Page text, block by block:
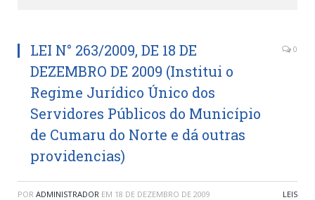
LEI N° 263/2009, DE 18 DE
DEZEMBRO DE 2009 (Institui o
Regime Jurídico Único dos
Servidores Públicos do Município
de Cumaru do Norte e dá outras
providencias)
0
POR ADMINISTRADOR EM 18 DE DEZEMBRO DE 2009 LEIS